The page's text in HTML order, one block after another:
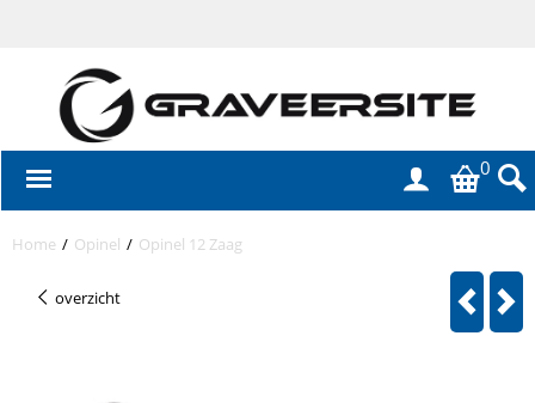
0
Home / Opinel / Opinel 12 Zaag
overzicht